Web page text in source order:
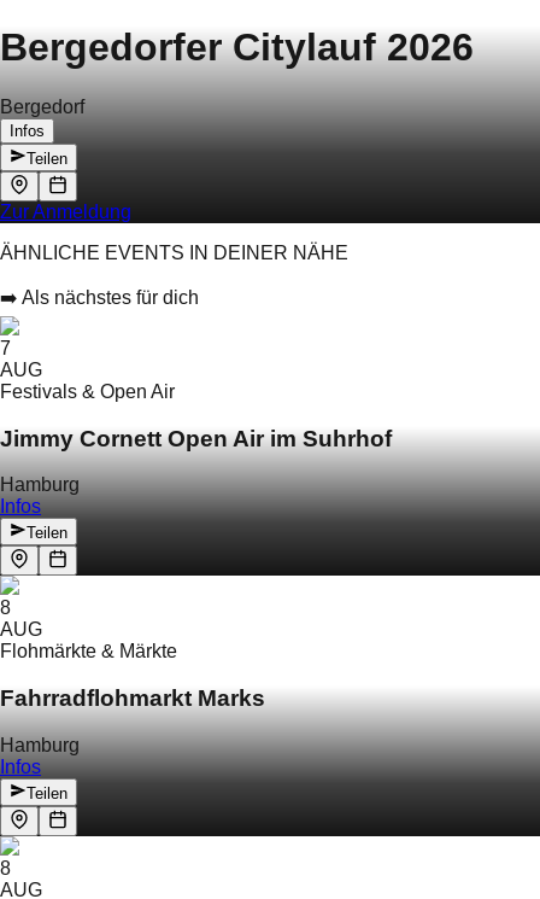
Bergedorfer Citylauf 2026
Bergedorf
Infos
Teilen
Zur Anmeldung
ÄHNLICHE EVENTS IN DEINER NÄHE
➡️ Als nächstes für dich
7
AUG
Festivals & Open Air
Jimmy Cornett Open Air im Suhrhof
Hamburg
Infos
Teilen
8
AUG
Flohmärkte & Märkte
Fahrradflohmarkt Marks
Hamburg
Infos
Teilen
8
AUG